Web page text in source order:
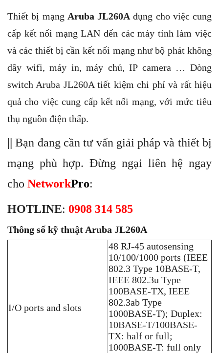
Thiết bị mạng Aruba JL260A dụng cho việc cung
cấp kết nối mạng LAN đến các máy tính làm việc
và các thiết bị cần kết nối mạng như bộ phát không
dây wifi, máy in, máy chủ, IP camera … Dòng
switch Aruba JL260A tiết kiệm chi phí và rất hiệu
quả cho việc cung cấp kết nối mạng, với mức tiêu
thụ nguồn điện thấp.
|| Bạn đang cần tư vấn giải pháp và thiết bị
mạng phù hợp. Đừng ngại liên hệ ngay
cho NetworkPro:
HOTLINE: 0908 314 585
Thông số kỹ thuật Aruba JL260A
I/O ports and slots
48 RJ-45 autosensing
10/100/1000 ports (IEEE
802.3 Type 10BASE-T,
IEEE 802.3u Type
100BASE-TX, IEEE
802.3ab Type
1000BASE-T); Duplex:
10BASE-T/100BASE-
TX: half or full;
1000BASE-T: full only